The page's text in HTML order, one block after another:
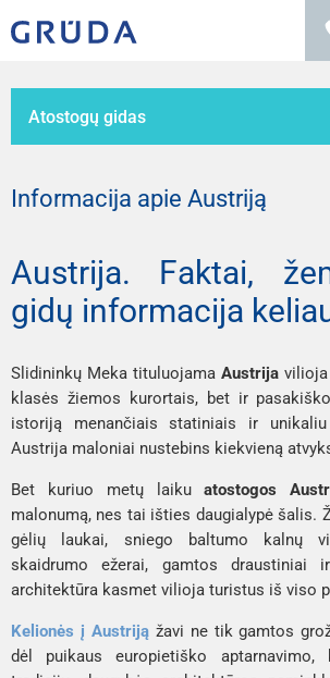
Atostogų gidas
Informacija apie Austriją
Austrija. Faktai,
gidų informacija
Slidininkų Meka tituluojama Austrija
klasės žiemos kurortais, bet ir
istoriją menančiais statiniais ir unikaliu
Austrija maloniai nustebins kiekvieną
Bet kuriuo metų laikuatostogos
malonumą, nes tai išties daugialypė šalis.
gėlių laukai, sniego baltumo kalnų
skaidrumo ežerai, gamtos draustiniai
architektūra kasmet vilioja turistus iš viso
Kelionės į Austrijąžavi ne tik gamtos
dėl puikaus europietiško aptarnavimo,